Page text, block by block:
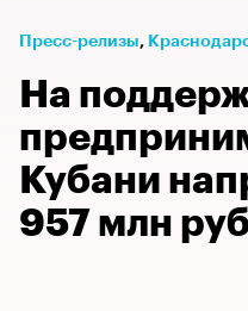
Пресс-релизы⁠,
На
Кубани
957 млн